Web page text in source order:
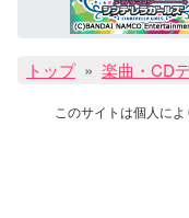
トップ 楽曲・CD
このサイトは個人に